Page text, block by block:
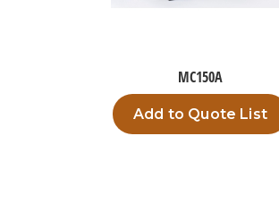
MC150A
Add to Quote List